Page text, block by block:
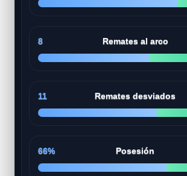
8 Remates al arco
11 Remates desviados
66% Posesión